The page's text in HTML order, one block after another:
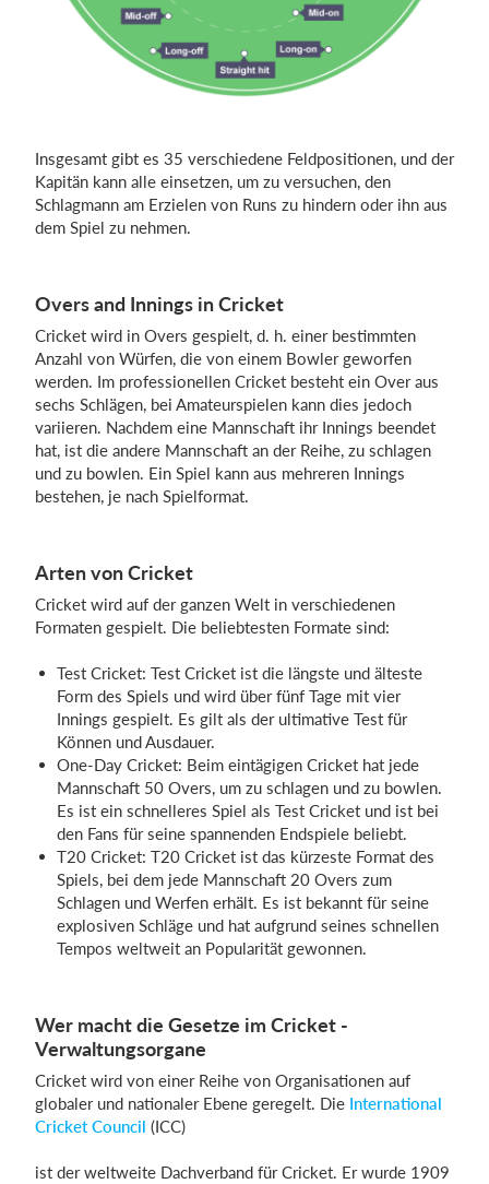
Insgesamt gibt es 35 verschiedene Feldpositionen, und der
Kapitän kann alle einsetzen, um zu versuchen, den
Schlagmann am Erzielen von Runs zu hindern oder ihn aus
dem Spiel zu nehmen.
Overs and Innings in Cricket
Cricket wird in Overs gespielt, d. h. einer bestimmten
Anzahl von Würfen, die von einem Bowler geworfen
werden. Im professionellen Cricket besteht ein Over aus
sechs Schlägen, bei Amateurspielen kann dies jedoch
variieren. Nachdem eine Mannschaft ihr Innings beendet
hat, ist die andere Mannschaft an der Reihe, zu schlagen
und zu bowlen. Ein Spiel kann aus mehreren Innings
bestehen, je nach Spielformat.
Arten von Cricket
Cricket wird auf der ganzen Welt in verschiedenen
Formaten gespielt. Die beliebtesten Formate sind:
Test Cricket: Test Cricket ist die längste und älteste
Form des Spiels und wird über fünf Tage mit vier
Innings gespielt. Es gilt als der ultimative Test für
Können und Ausdauer.
One-Day Cricket: Beim eintägigen Cricket hat jede
Mannschaft 50 Overs, um zu schlagen und zu bowlen.
Es ist ein schnelleres Spiel als Test Cricket und ist bei
den Fans für seine spannenden Endspiele beliebt.
T20 Cricket: T20 Cricket ist das kürzeste Format des
Spiels, bei dem jede Mannschaft 20 Overs zum
Schlagen und Werfen erhält. Es ist bekannt für seine
explosiven Schläge und hat aufgrund seines schnellen
Tempos weltweit an Popularität gewonnen.
Wer macht die Gesetze im Cricket -
Verwaltungsorgane
Cricket wird von einer Reihe von Organisationen auf
globaler und nationaler Ebene geregelt. Die International
Cricket Council (ICC)
ist der weltweite Dachverband für Cricket. Er wurde 1909